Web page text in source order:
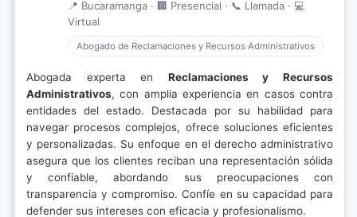
📍 Bucaramanga · 🏢 Presencial · 📞 Llamada · 💻
Virtual
Abogado de Reclamaciones y Recursos Administrativos
Abogada experta en Reclamaciones y Recursos
Administrativos, con amplia experiencia en casos contra
entidades del estado. Destacada por su habilidad para
navegar procesos complejos, ofrece soluciones eficientes
y personalizadas. Su enfoque en el derecho administrativo
asegura que los clientes reciban una representación sólida
y confiable, abordando sus preocupaciones con
transparencia y compromiso. Confíe en su capacidad para
defender sus intereses con eficacia y profesionalismo.